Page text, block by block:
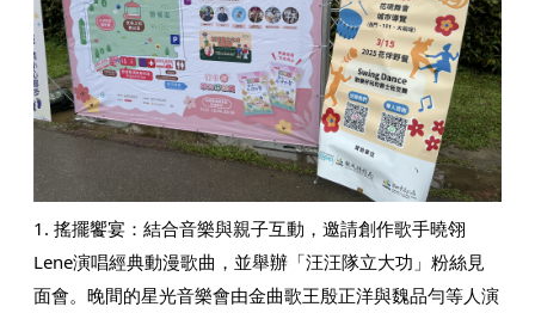
1. 搖擺饗宴：​結合音樂與親子互動，邀請創作歌手曉翎
Lene演唱經典動漫歌曲，並舉辦「汪汪隊立大功」粉絲見
面會。晚間的星光音樂會由金曲歌王殷正洋與魏品勻等人演